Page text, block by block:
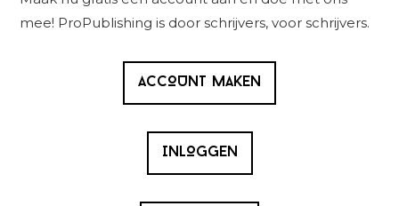
mee! ProPublishing is door schrijvers, voor schrijvers.
ACCOUNT MAKEN
INLOGGEN